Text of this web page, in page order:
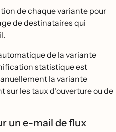
de chaque variante pour
de destinataires qui
de la variante
statistique est
la variante
sur les taux d’ouverture ou de
un e-mail de flux